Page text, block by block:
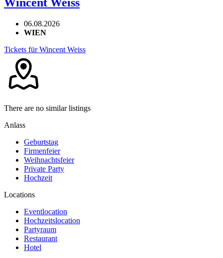
06.08.2026
WIEN
Tickets für Wincent Weiss
There are no similar listings
Anlass
Geburtstag
Firmenfeier
Weihnachtsfeier
Private Party
Hochzeit
Locations
Eventlocation
Hochzeitslocation
Partyraum
Restaurant
Hotel